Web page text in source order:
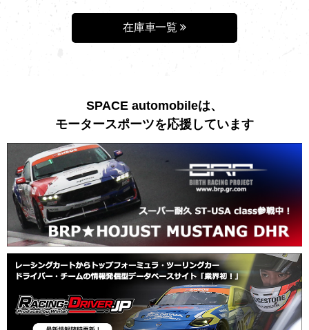
在庫車一覧
SPACE automobileは、
モータースポーツを応援しています